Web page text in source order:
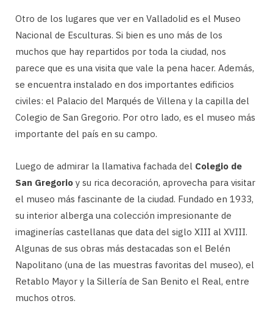
Otro de los lugares que ver en Valladolid es el Museo
Nacional de Esculturas. Si bien es uno más de los
muchos que hay repartidos por toda la ciudad, nos
parece que es una visita que vale la pena hacer. Además,
se encuentra instalado en dos importantes edificios
civiles: el Palacio del Marqués de Villena y la capilla del
Colegio de San Gregorio. Por otro lado, es el museo más
importante del país en su campo.
Luego de admirar la llamativa fachada del Colegio de
San Gregorio y su rica decoración, aprovecha para visitar
el museo más fascinante de la ciudad. Fundado en 1933,
su interior alberga una colección impresionante de
imaginerías castellanas que data del siglo XIII al XVIII.
Algunas de sus obras más destacadas son el Belén
Napolitano (una de las muestras favoritas del museo), el
Retablo Mayor y la Sillería de San Benito el Real, entre
muchos otros.